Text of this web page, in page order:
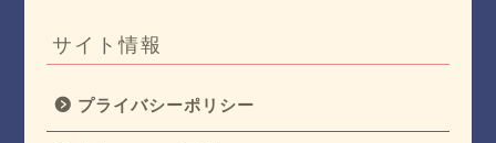
サイト情報
プライバシーポリシー